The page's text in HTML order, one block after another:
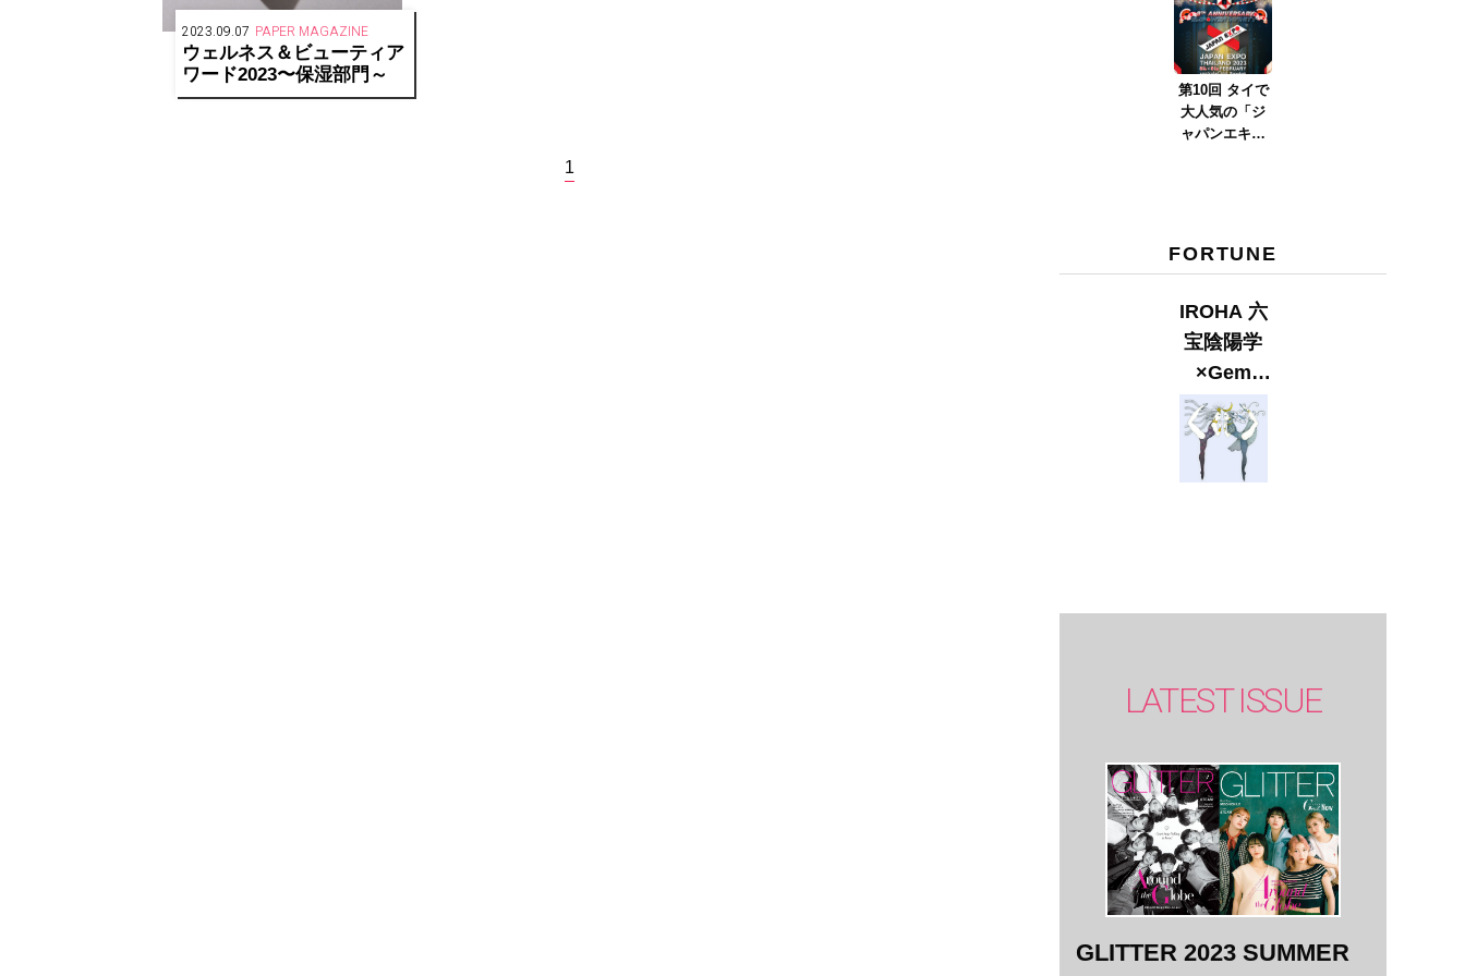
2023.09.07 PAPER MAGAZINE
ウェルネス＆ビューティア
ワード2023〜保湿部門～
1
ver.2023』
第10回 タイで
大人気の「ジ
ャパンエキス
FORTUNE
IROHA 六
宝陰陽学
×Gem
Muse
【GLITTER
2023
LATEST ISSUE
GLITTER 2023 SUMMER